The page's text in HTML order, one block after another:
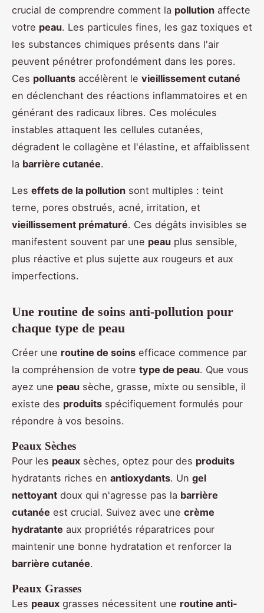
crucial de comprendre comment la pollution affecte
votre peau. Les particules fines, les gaz toxiques et
les substances chimiques présents dans l'air
peuvent pénétrer profondément dans les pores.
Ces polluants accélèrent le vieillissement cutané
en déclenchant des réactions inflammatoires et en
générant des radicaux libres. Ces molécules
instables attaquent les cellules cutanées,
dégradent le collagène et l'élastine, et affaiblissent
la barrière cutanée.
Les effets de la pollution sont multiples : teint
terne, pores obstrués, acné, irritation, et
vieillissement prématuré. Ces dégâts invisibles se
manifestent souvent par une peau plus sensible,
plus réactive et plus sujette aux rougeurs et aux
imperfections.
Une routine de soins anti-pollution pour
chaque type de peau
Créer une routine de soins efficace commence par
la compréhension de votre type de peau. Que vous
ayez une peau sèche, grasse, mixte ou sensible, il
existe des produits spécifiquement formulés pour
répondre à vos besoins.
Peaux Sèches
Pour les peaux sèches, optez pour des produits
hydratants riches en antioxydants. Un gel
nettoyant doux qui n'agresse pas la barrière
cutanée est crucial. Suivez avec une crème
hydratante aux propriétés réparatrices pour
maintenir une bonne hydratation et renforcer la
barrière cutanée.
Peaux Grasses
Les peaux grasses nécessitent une routine anti-